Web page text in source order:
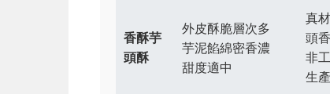
香酥芋
頭酥
外皮酥脆層次多
芋泥餡綿密香濃
甜度適中
真
頭香
非
生產